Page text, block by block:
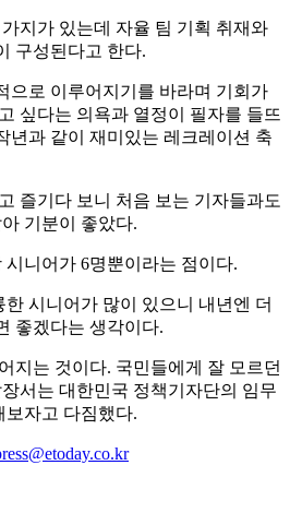
지가 있는데 자율 팀 기획 취재와
구성된다고 한다.
으로 이루어지기를 바라며 기회가
싶다는 의욕과 열정이 필자를 들뜨
년과 같이 재미있는 레크레이션 축
즐기다 보니 처음 보는 기자들과도
기분이 좋았다.
시니어가 6명뿐이라는 점이다.
시니어가 많이 있으니 내년엔 더
좋겠다는 생각이다.
지는 것이다. 국민들에게 잘 모르던
서는 대한민국 정책기자단의 임무
보자고 다짐했다.